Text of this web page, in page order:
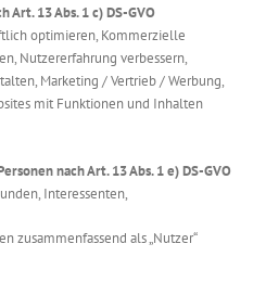
Art. 13 Abs. 1 c) DS-GVO
optimieren, Kommerzielle
Nutzererfahrung verbessern,
Marketing / Vertrieb / Werbung,
mit Funktionen und Inhalten
nach Art. 13 Abs. 1 e) DS-GVO
Interessenten,
zusammenfassend als „Nutzer“